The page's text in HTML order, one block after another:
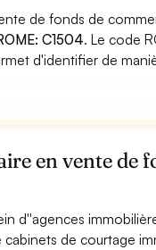
de fonds de
C1504. Le code
d'identifier de
en vente de
d''agences
de courtage